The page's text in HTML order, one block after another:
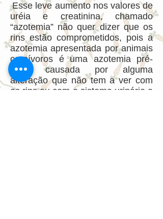
Esse leve aumento nos valores de
uréia e creatinina, chamado
“azotemia” não quer dizer que os
rins estão comprometidos, pois a
azotemia apresentada por animais
carnívoros é uma azotemia pré-
renal causada por alguma
alteração que não tem a ver com
os rins ou com o sistema urinário e